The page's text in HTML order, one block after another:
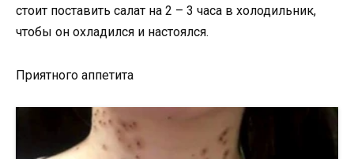
стоит поставить салат на 2 – 3 часа в холодильник,
чтобы он охладился и настоялся.
Приятного аппетита